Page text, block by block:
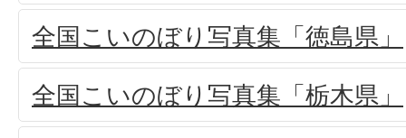
全国こいのぼり写真集「徳島県」
全国こいのぼり写真集「栃木県」